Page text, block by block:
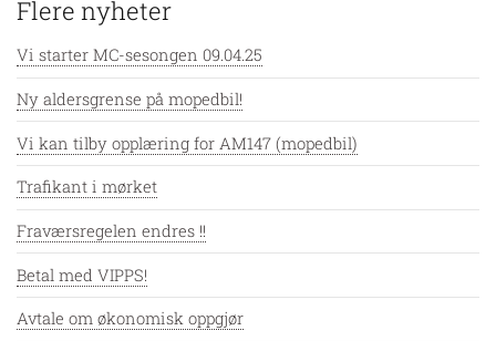
Flere nyheter
Vi starter MC-sesongen 09.04.25
Ny aldersgrense på mopedbil!
Vi kan tilby opplæring for AM147 (mopedbil)
Trafikant i mørket
Fraværsregelen endres !!
Betal med VIPPS!
Avtale om økonomisk oppgjør